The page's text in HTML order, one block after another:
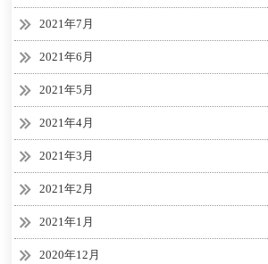
2021年7月
2021年6月
2021年5月
2021年4月
2021年3月
2021年2月
2021年1月
2020年12月